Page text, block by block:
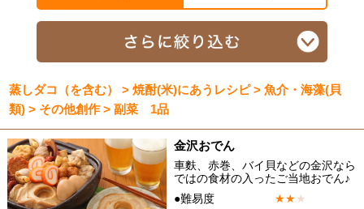
蒸しダコ（を含む） > 焼酎(米)にあうレシピ > 魚介・海藻(貝
類) > その他創作 > 副菜 1品
金沢おでん
車麩、赤巻、バイ貝などの金沢なら
ではの食材の入ったご当地おでん♪
●難易度
★★★